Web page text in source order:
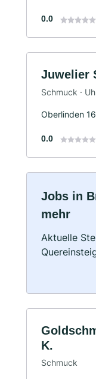
0.0
Juwelier
Schmuck ·
Oberlinden
0.0
Jobs in
mehr
Aktuelle
K.
Schmuck